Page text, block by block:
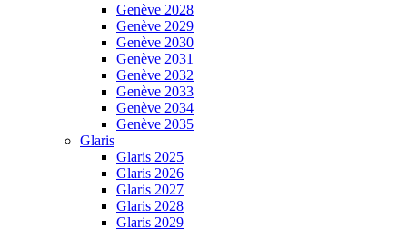
Genève 2028
Genève 2029
Genève 2030
Genève 2031
Genève 2032
Genève 2033
Genève 2034
Genève 2035
Glaris
Glaris 2025
Glaris 2026
Glaris 2027
Glaris 2028
Glaris 2029